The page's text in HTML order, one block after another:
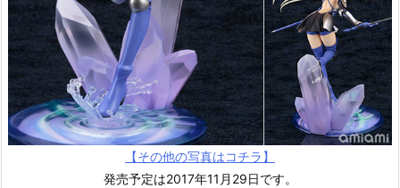
【その他の写真はコチラ】
発売予定は2017年11月29日です。